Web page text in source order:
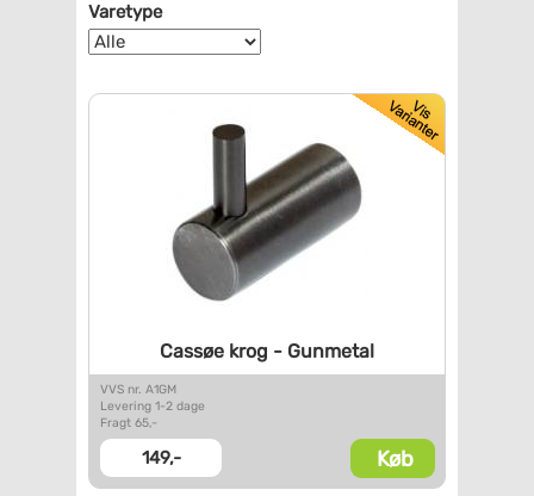
Varetype
Cassøe krog - Gunmetal
VVS nr. A1GM
Levering 1-2 dage
Fragt 65,-
149,- Køb